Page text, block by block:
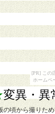
[PR] この
ホームペ
変異・異
頃から撮りた